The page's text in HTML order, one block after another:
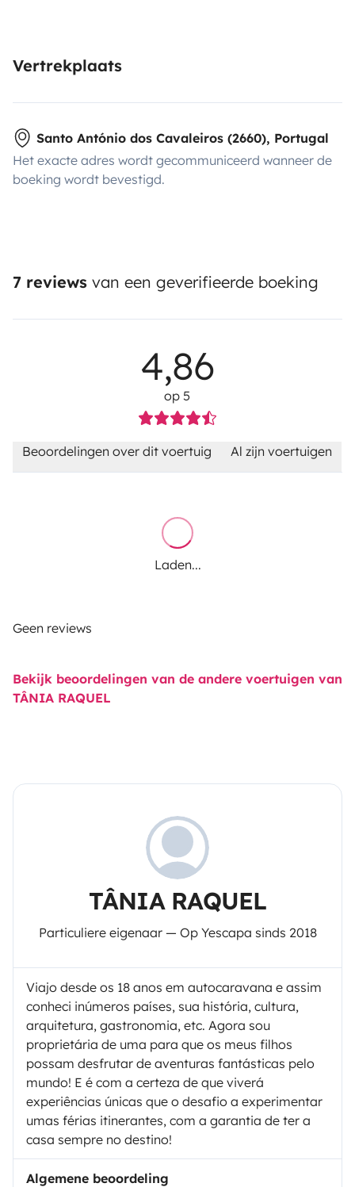
Vertrekplaats
Santo António dos Cavaleiros (2660), Portugal
Het exacte adres wordt gecommuniceerd wanneer de
boeking wordt bevestigd.
7 reviews van een geverifieerde boeking
4,86
op 5
Beoordelingen over dit voertuig Al zijn voertuigen
Laden...
Geen reviews
Bekijk beoordelingen van de andere voertuigen van
TÂNIA RAQUEL
TÂNIA RAQUEL
Particuliere eigenaar — Op Yescapa sinds 2018
Viajo desde os 18 anos em autocaravana e assim
conheci inúmeros países, sua história, cultura,
arquitetura, gastronomia, etc. Agora sou
proprietária de uma para que os meus filhos
possam desfrutar de aventuras fantásticas pelo
mundo! E é com a certeza de que viverá
experiências únicas que o desafio a experimentar
umas férias itinerantes, com a garantia de ter a
casa sempre no destino!
Algemene beoordeling